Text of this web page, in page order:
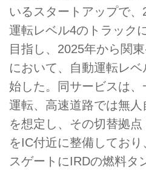
いるスタートアップで
運転レベル4のトラック
目指し、2025年から関
において、自動運転レ
始した。同サービスは
運転、高速道路では無
を想定し、その切替拠点
をIC付近に整備してお
スゲートにIRDの燃料タ